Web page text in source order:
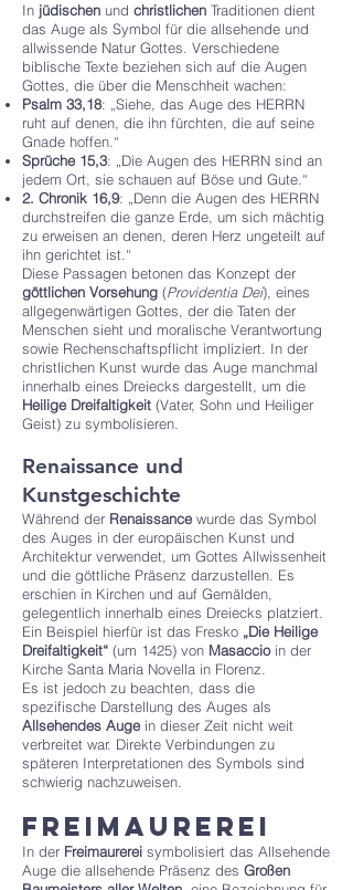
In jüdischen und christlichen Traditionen dient
das Auge als Symbol für die allsehende und
allwissende Natur Gottes. Verschiedene
biblische Texte beziehen sich auf die Augen
Gottes, die über die Menschheit wachen:
Psalm 33,18: „Siehe, das Auge des HERRN
ruht auf denen, die ihn fürchten, die auf seine
Gnade hoffen.“
Sprüche 15,3: „Die Augen des HERRN sind an
jedem Ort, sie schauen auf Böse und Gute.“
2. Chronik 16,9: „Denn die Augen des HERRN
durchstreifen die ganze Erde, um sich mächtig
zu erweisen an denen, deren Herz ungeteilt auf
ihn gerichtet ist.“
Diese Passagen betonen das Konzept der
göttlichen Vorsehung (Providentia Dei), eines
allgegenwärtigen Gottes, der die Taten der
Menschen sieht und moralische Verantwortung
sowie Rechenschaftspflicht impliziert. In der
christlichen Kunst wurde das Auge manchmal
innerhalb eines Dreiecks dargestellt, um die
Heilige Dreifaltigkeit (Vater, Sohn und Heiliger
Geist) zu symbolisieren.
Renaissance und
Kunstgeschichte
Während der Renaissancewurde das Symbol
des Auges in der europäischen Kunst und
Architektur verwendet, um Gottes Allwissenheit
und die göttliche Präsenz darzustellen. Es
erschien in Kirchen und auf Gemälden,
gelegentlich innerhalb eines Dreiecks platziert.
Ein Beispiel hierfür ist das Fresko „Die Heilige
Dreifaltigkeit“ (um 1425) von Masaccioin der
Kirche Santa Maria Novella in Florenz.
Es ist jedoch zu beachten, dass die
spezifische Darstellung des Auges als
Allsehendes Augein dieser Zeit nicht weit
verbreitet war. Direkte Verbindungen zu
späteren Interpretationen des Symbols sind
schwierig nachzuweisen.
Freimaurerei
In der Freimaurerei symbolisiert das Allsehende
Auge die allsehende Präsenz des Großen